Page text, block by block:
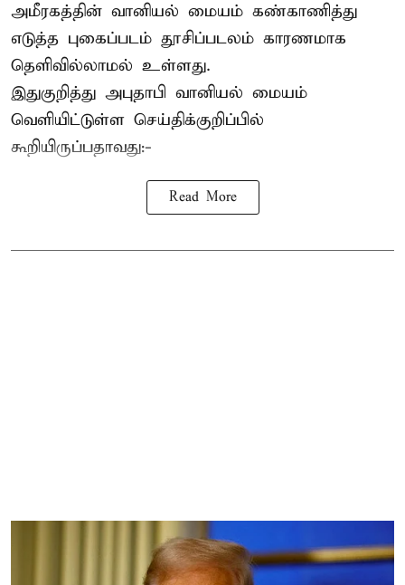
அமீரகத்தின் வானியல் மையம் கண்காணித்து
எடுத்த புகைப்படம் தூசிப்படலம் காரணமாக
தெளிவில்லாமல் உள்ளது.
இதுகுறித்து அபுதாபி வானியல் மையம்
வெளியிட்டுள்ள செய்திக்குறிப்பில்
கூறியிருப்பதாவது:-
Read More